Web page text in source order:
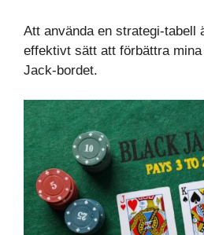
Att använda en strategi-tabell
effektivt sätt att förbättra
Jack-bordet.